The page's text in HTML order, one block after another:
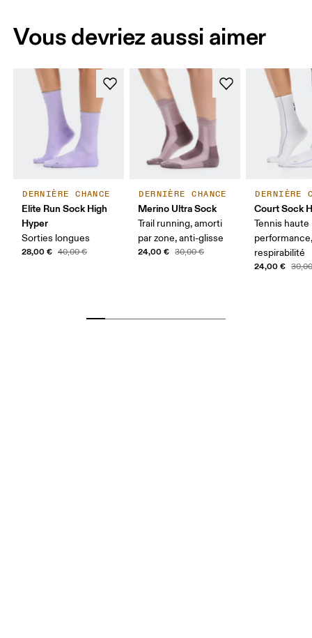
Vous devriez aussi aimer
DERNIÈRE CHANCE
Elite Run Sock High
Hyper
Sorties longues
28,00 € 40,00 €
DERNIÈRE CHANCE
Merino Ultra Sock
Trail running, amorti
par zone, anti-glisse
24,00 € 30,00 €
DERNIÈRE
Court Sock
Tennis haute
respirabilité
24,00 €